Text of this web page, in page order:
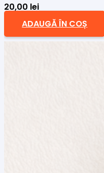
20,00 lei
ADAUGĂ ÎN COȘ